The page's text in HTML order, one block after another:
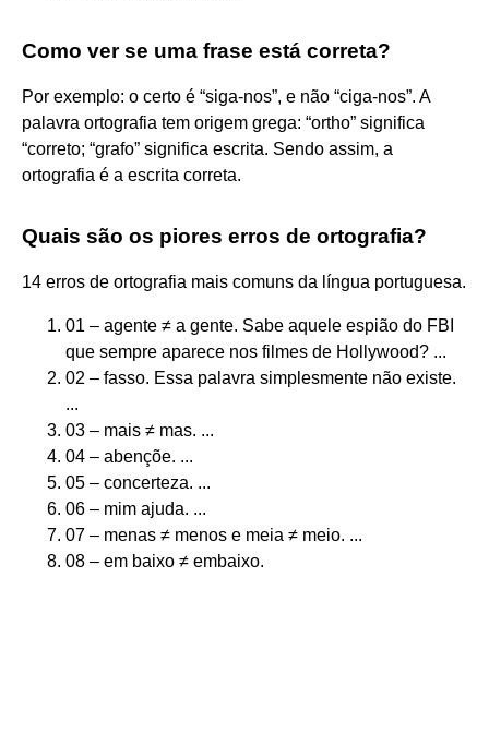
Como ver se uma frase está correta?
Por exemplo: o certo é “siga-nos”, e não “ciga-nos”. A
palavra ortografia tem origem grega: “ortho” significa
“correto; “grafo” significa escrita. Sendo assim, a
ortografia é a escrita correta.
Quais são os piores erros de ortografia?
14 erros de ortografia mais comuns da língua portuguesa.
01 – agente ≠ a gente. Sabe aquele espião do FBI
que sempre aparece nos filmes de Hollywood? ...
02 – fasso. Essa palavra simplesmente não existe.
...
03 – mais ≠ mas. ...
04 – abençõe. ...
05 – concerteza. ...
06 – mim ajuda. ...
07 – menas ≠ menos e meia ≠ meio. ...
08 – em baixo ≠ embaixo.